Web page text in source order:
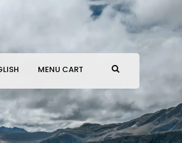
MENU CART